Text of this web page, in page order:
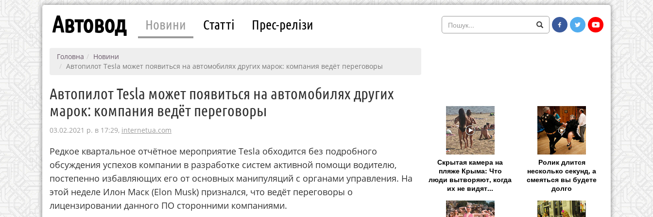
Автовод Новини Статті Прес-релізи
Головна
Новини
Автопилот Tesla может появиться на автомобилях других марок: компания ведёт переговоры
Автопилот Tesla может появиться на автомобилях других
марок: компания ведёт переговоры
03.02.2021 р. в 17:29, internetua.com
Редкое квартальное отчётное мероприятие Tesla обходится без подробного
обсуждения успехов компании в разработке систем активной помощи водителю,
постепенно избавляющих его от основных манипуляций с органами управления. На
этой неделе Илон Маск (Elon Musk) признался, что ведёт переговоры о
лицензировании данного ПО сторонними компаниями.
Скрытая камера на
пляже Крыма: Что
люди вытворяют, когда
их не видят...
Ролик длится
несколько секунд, а
смеяться вы будете
долго